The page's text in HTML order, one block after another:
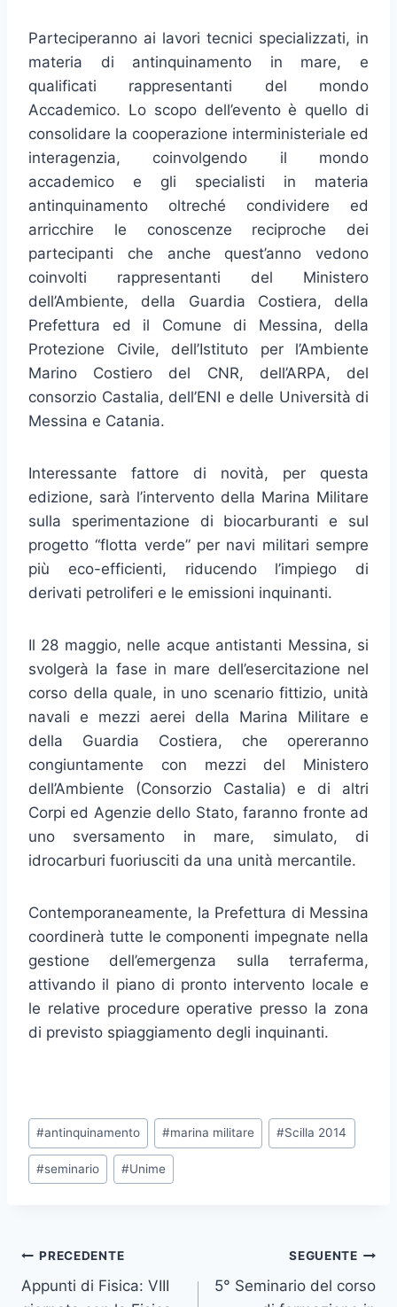
Parteciperanno ai lavori tecnici specializzati, in
materia di antinquinamento in mare, e
qualificati rappresentanti del mondo
Accademico. Lo scopo dell’evento è quello di
consolidare la cooperazione interministeriale ed
interagenzia, coinvolgendo il mondo
accademico e gli specialisti in materia
antinquinamento oltreché condividere ed
arricchire le conoscenze reciproche dei
partecipanti che anche quest’anno vedono
coinvolti rappresentanti del Ministero
dell’Ambiente, della Guardia Costiera, della
Prefettura ed il Comune di Messina, della
Protezione Civile, dell’Istituto per l’Ambiente
Marino Costiero del CNR, dell’ARPA, del
consorzio Castalia, dell’ENI e delle Università di
Messina e Catania.
Interessante fattore di novità, per questa
edizione, sarà l’intervento della Marina Militare
sulla sperimentazione di biocarburanti e sul
progetto “flotta verde” per navi militari sempre
più eco-efficienti, riducendo l’impiego di
derivati petroliferi e le emissioni inquinanti.
Il 28 maggio, nelle acque antistanti Messina, si
svolgerà la fase in mare dell’esercitazione nel
corso della quale, in uno scenario fittizio, unità
navali e mezzi aerei della Marina Militare e
della Guardia Costiera, che opereranno
congiuntamente con mezzi del Ministero
dell’Ambiente (Consorzio Castalia) e di altri
Corpi ed Agenzie dello Stato, faranno fronte ad
uno sversamento in mare, simulato, di
idrocarburi fuoriusciti da una unità mercantile.
Contemporaneamente, la Prefettura di Messina
coordinerà tutte le componenti impegnate nella
gestione dell’emergenza sulla terraferma,
attivando il piano di pronto intervento locale e
le relative procedure operative presso la zona
di previsto spiaggiamento degli inquinanti.
Tag
articolo:
#antinquinamento #marina militare #Scilla 2014
#seminario #Unime
Navigazione
articoli
PRECEDENTE
Appunti di Fisica: VIII
SEGUENTE
5° Seminario del corso